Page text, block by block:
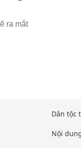
ra mắt
Dân tộc
Nội